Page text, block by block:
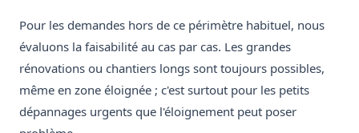
Pour les demandes hors de ce périmètre habituel, nous
évaluons la faisabilité au cas par cas. Les grandes
rénovations ou chantiers longs sont toujours possibles,
même en zone éloignée ; c'est surtout pour les petits
dépannages urgents que l'éloignement peut poser